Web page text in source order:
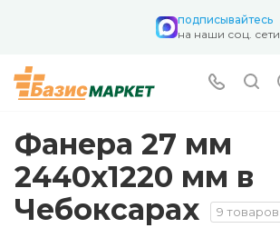
подписывайтесь
на наши соц. сети
Фанера 27 мм
2440х1220 мм в
Чебоксарах
9 товаров